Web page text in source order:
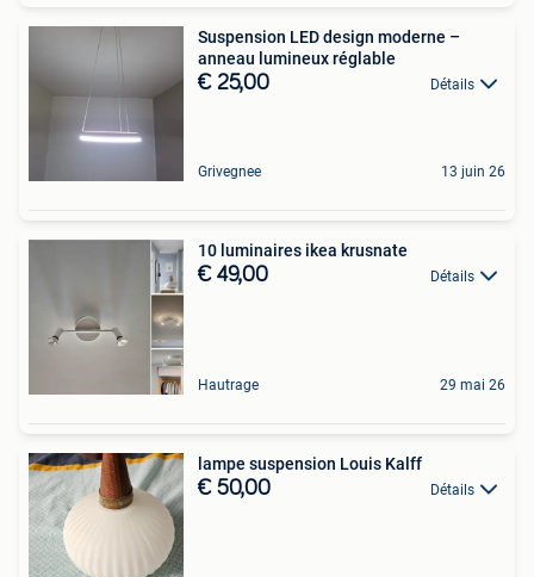
Suspension LED design moderne –
anneau lumineux réglable
€ 25,00 Détails
Grivegnee 13 juin 26
10 luminaires ikea krusnate
€ 49,00 Détails
Hautrage 29 mai 26
lampe suspension Louis Kalff
€ 50,00 Détails